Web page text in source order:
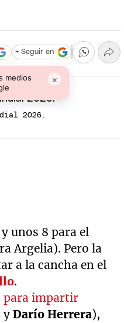
medios
×
+ Seguir en
2026.
y unos 8 para el
Argelia). Pero la
a la cancha en el
.
para impartir
yDarío Herrera),